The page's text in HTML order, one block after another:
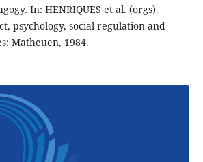
In: HENRIQUES et al. (orgs).
psychology, social regulation and
Matheuen, 1984.